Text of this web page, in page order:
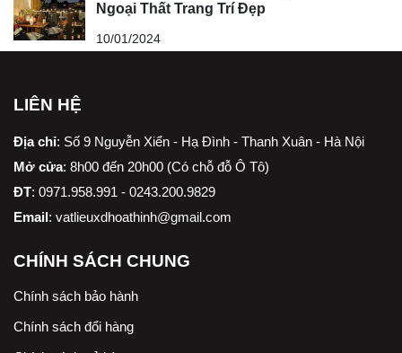
Ngoại Thất Trang Trí Đẹp
10/01/2024
LIÊN HỆ
Địa chỉ: Số 9 Nguyễn Xiển - Hạ Đình - Thanh Xuân - Hà Nội
Mở cửa: 8h00 đến 20h00 (Có chỗ đỗ Ô Tô)
ĐT: 0971.958.991 - 0243.200.9829
Email: vatlieuxdhoathinh@gmail.com
CHÍNH SÁCH CHUNG
Chính sách bảo hành
Chính sách đổi hàng